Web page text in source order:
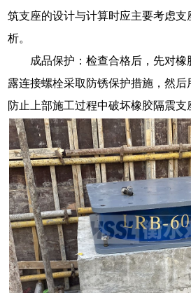
筑支座的设计与计算时应主要考虑支
析。
成品保护：检查合格后，先对
露连接螺栓采取防锈保护措施，然后
防止上部施工过程中破坏橡胶隔震支